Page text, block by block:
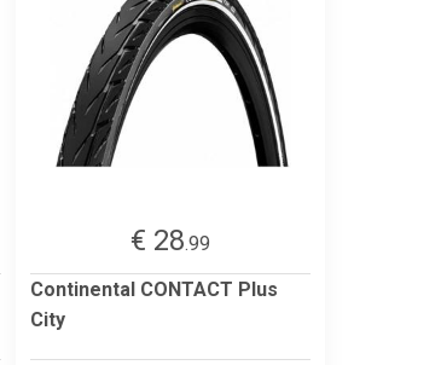
€ 28.99
Continental CONTACT Plus
City